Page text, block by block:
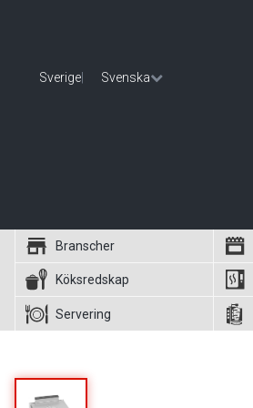
Sverige Svenska
Branscher
Köksredskap
Servering